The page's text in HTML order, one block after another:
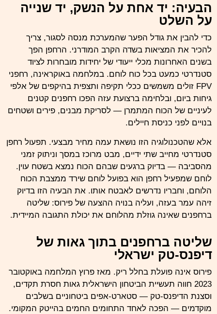
הבעיה: יד אחת על הנשק, יד שנייה
על השלט
כדי להבין את גודל הפער שהמערכת מנסה לסגור, צריך
להכיר את המציאות בשדה הקרב המודרני. הרחפן הפך
בשנים האחרונות מכלי ייעודי של יחידות מובחרות לציוד
סטנדרטי כמעט בכל כוח לוחם. במלחמה באוקראינה, רחפני
FPV זולים משמשים ככלי תקיפה ותצפית בהיקפים של אלפי
גיחות ביום, ובלחימה ברצועת עזה הפכו רחפנים קטנים
לעיניים של הכוח המתמרן — לסריקת מבנים, פירים ושטחים
בנויים לפני כניסת חיילים.
אלא שהטכנולוגיה הזו נושאת עמה מחיר מבצעי. תפעול רחפן
סטנדרטי מחייב שתי ידיים, מבט מרוכז במסך וניתוק זמני
מהסביבה — בדיוק ברגעים שבהם הכוח נמצא בשטח עוין.
לוחם שמפעיל רחפן הוא בפועל לוחם שירד ממצבת הכוח
הלוחם, וחבריו נדרשים לאבטח אותו. את הבעיה הזו בדיוק
זיהה עמר בעזה, ועליה בנויה ההצעה של פירוס: שליטה
ברחפנים שאינה גוזלת מהלוחם את יכולת התגובה המיידית.
שליטה ברחפנים בתוך גאות של
דיפנס-טק ישראלי
פירוס אינה פועלת בחלל ריק. מאז פרוץ המלחמה באוקטובר
2023 חווה תעשיית הביטחון הישראלית גאות חסרת תקדים,
וסצנת הדיפנס-טק — סטארט-אפים ביטחוניים בשלבים
מוקדמים — הפכה לאחד התחומים החמים בהייטק המקומי.